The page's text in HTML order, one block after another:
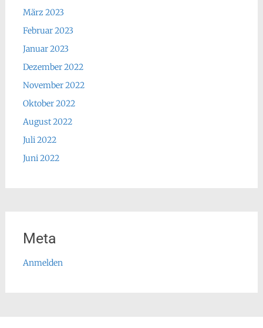
März 2023
Februar 2023
Januar 2023
Dezember 2022
November 2022
Oktober 2022
August 2022
Juli 2022
Juni 2022
Meta
Anmelden